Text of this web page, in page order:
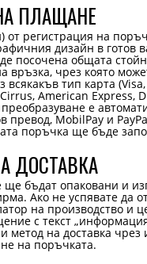
ПЛАЩАНЕ
от регистрация на
дизайн в готов
посочена общата
връзка, чрез която
тип карта
American Express,
е
MobilPay и
поръчка ще бъде
ДОСТАВКА
ще бъдат опаковани и
Ако не успявате да
на производство и
с текст
метод на доставка чрез
на поръчката.